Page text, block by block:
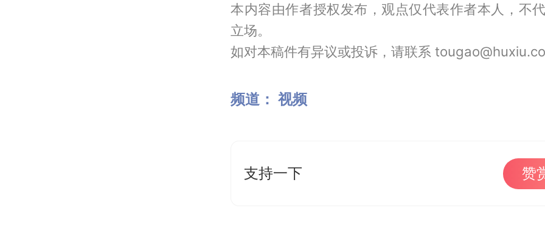
本内容由作者授权发布，观点仅代表作者本人，不
立场。
如对本稿件有异议或投诉，请联系
频道： 视频
支持一下 赞